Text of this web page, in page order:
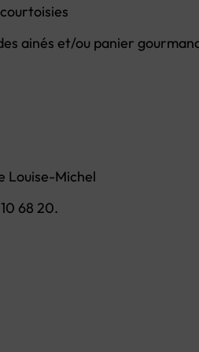
ainés et/ou panier
Louise-Michel
68 20.